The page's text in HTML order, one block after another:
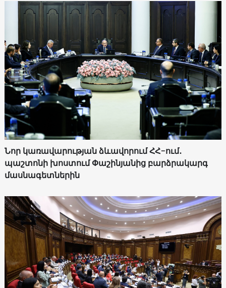
Նոր կառավարության ձևավորում ՀՀ-ում․
պաշտոնի խոստում Փաշինյանից բարձրակարգ
մասնագետներին